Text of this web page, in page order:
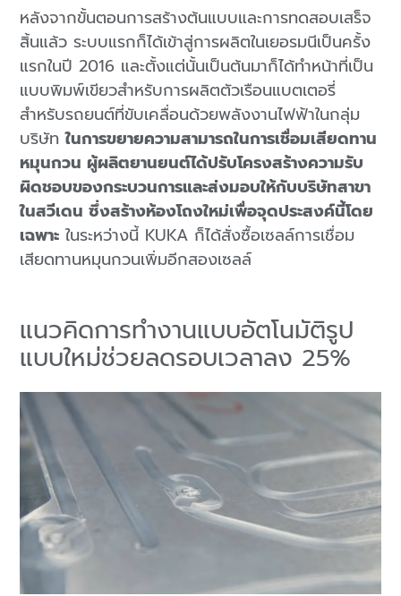
หลังจากขั้นตอนการสร้างต้นแบบและการทดสอบเสร็จ
สิ้นแล้ว ระบบแรกก็ได้เข้าสู่การผลิตในเยอรมนีเป็นครั้ง
แรกในปี 2016 และตั้งแต่นั้นเป็นต้นมาก็ได้ทำหน้าที่เป็น
แบบพิมพ์เขียวสำหรับการผลิตตัวเรือนแบตเตอรี่
สำหรับรถยนต์ที่ขับเคลื่อนด้วยพลังงานไฟฟ้าในกลุ่ม
บริษัทในการขยายความสามารถในการเชื่อมเสียดทาน
หมุนกวน ผู้ผลิตยานยนต์ได้ปรับโครงสร้างความรับ
ผิดชอบของกระบวนการและส่งมอบให้กับบริษัทสาขา
ในสวีเดน ซึ่งสร้างห้องโถงใหม่เพื่อจุดประสงค์นี้โดย
เฉพาะ ในระหว่างนี้ KUKA ก็ได้สั่งซื้อเซลล์การเชื่อม
เสียดทานหมุนกวนเพิ่มอีกสองเซลล์
แนวคิดการทำงานแบบอัตโนมัติรูป
แบบใหม่ช่วยลดรอบเวลาลง 25%